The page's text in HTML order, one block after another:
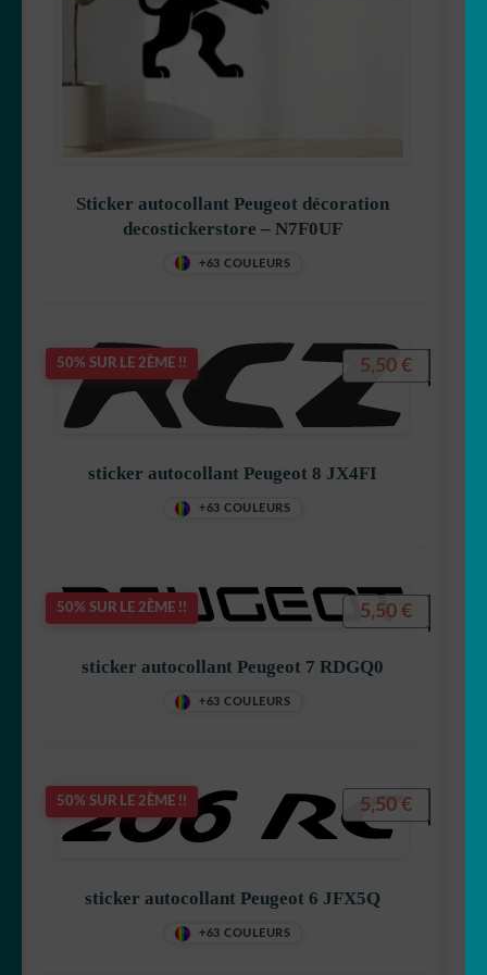
Sticker autocollant Peugeot décoration
decostickerstore – N7F0UF
+63 COULEURS
50% SUR LE 2ÈME !!
sticker autocollant Peugeot 8 JX4FI
+63 COULEURS
5,50 €
50% SUR LE 2ÈME !!
sticker autocollant Peugeot 7 RDGQ0
+63 COULEURS
5,50 €
50% SUR LE 2ÈME !!
sticker autocollant Peugeot 6 JFX5Q
+63 COULEURS
5,50 €